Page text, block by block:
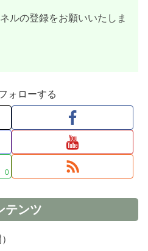
ルの登録をお願いいたしま
ォローする
0
テンツ